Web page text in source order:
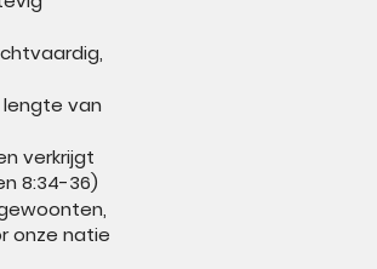
van
verkrijgt
8:34-36)
onze natie